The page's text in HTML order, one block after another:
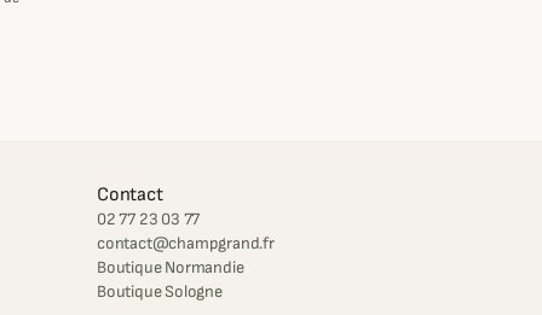
Contact
02 77 23 03 77
contact@champgrand.fr
Boutique Normandie
Boutique Sologne